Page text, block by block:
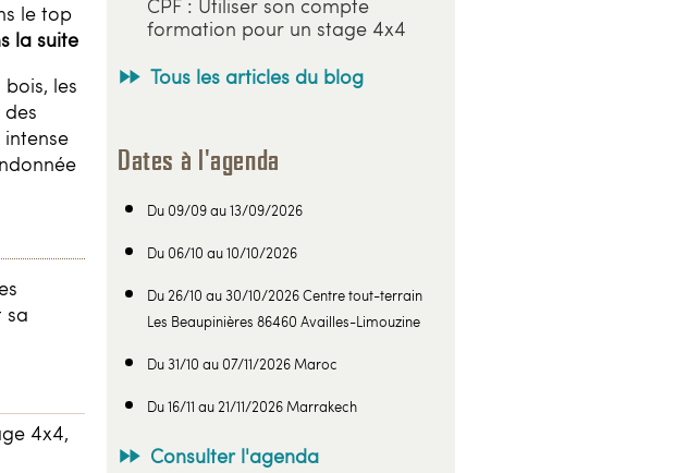
le top
la suite
les
sa
4x4,
formation pour un stage 4x4
Tous les articles du blog
Dates à l'agenda
Du 09/09 au 13/09/2026
Du 06/10 au 10/10/2026
Du 26/10 au 30/10/2026 Centre tout-terrain
Les Beaupinières 86460 Availles-Limouzine
Du 31/10 au 07/11/2026 Maroc
Du 16/11 au 21/11/2026 Marrakech
Consulter l'agenda